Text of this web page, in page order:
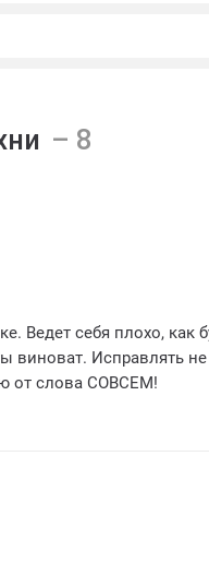
Ведет себя плохо, как
виноват. Исправлять не
от слова СОВСЕМ!